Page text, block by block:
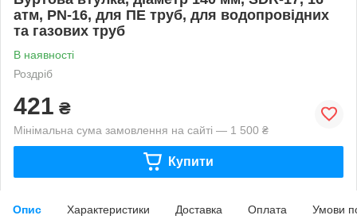
атм, PN-16, для ПЕ труб, для водопровідних
та газових труб
В наявності
Роздріб
421 ₴
Мінімальна сума замовлення на сайті — 1 500 ₴
Купити
Опис Характеристики Доставка Оплата Умови